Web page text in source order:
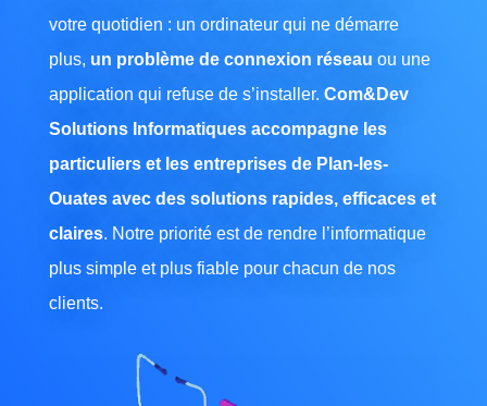
votre quotidien : un ordinateur qui ne démarre
plus, un problème de connexion réseau ou une
application qui refuse de s’installer. Com&Dev
Solutions Informatiques accompagne les
particuliers et les entreprises de Plan-les-
Ouates avec des solutions rapides, efficaces et
claires. Notre priorité est de rendre l’informatique
plus simple et plus fiable pour chacun de nos
clients.